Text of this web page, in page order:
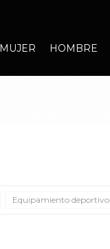
MUJER HOMBRE
Equipamiento deportivo